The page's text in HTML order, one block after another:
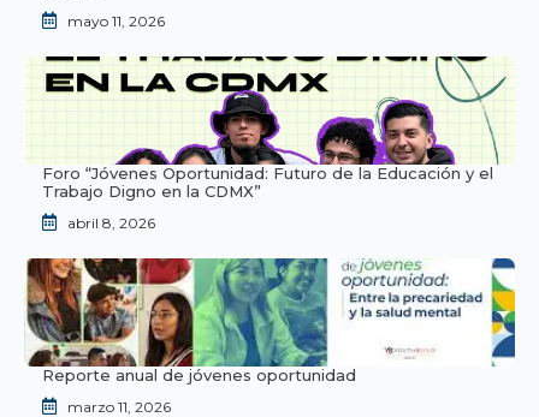
mayo 11, 2026
Foro “Jóvenes Oportunidad: Futuro de la Educación y el
Trabajo Digno en la CDMX”
abril 8, 2026
Reporte anual de jóvenes oportunidad
marzo 11, 2026